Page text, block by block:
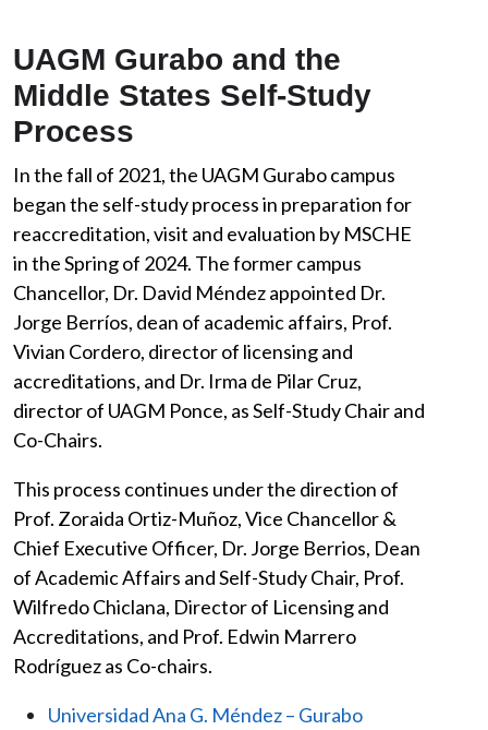
UAGM Gurabo and the
Middle States Self-Study
Process
In the fall of 2021, the UAGM Gurabo campus
began the self-study process in preparation for
reaccreditation, visit and evaluation by MSCHE
in the Spring of 2024. The former campus
Chancellor, Dr. David Méndez appointed Dr.
Jorge Berríos, dean of academic affairs, Prof.
Vivian Cordero, director of licensing and
accreditations, and Dr. Irma de Pilar Cruz,
director of UAGM Ponce, as Self-Study Chair and
Co-Chairs.
This process continues under the direction of
Prof. Zoraida Ortiz-Muñoz, Vice Chancellor &
Chief Executive Officer, Dr. Jorge Berrios, Dean
of Academic Affairs and Self-Study Chair, Prof.
Wilfredo Chiclana, Director of Licensing and
Accreditations, and Prof. Edwin Marrero
Rodríguez as Co-chairs.
Universidad Ana G. Méndez – Gurabo